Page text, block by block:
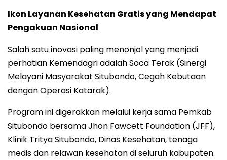
Ikon Layanan Kesehatan Gratis yang Mendapat
Pengakuan Nasional
Salah satu inovasi paling menonjol yang menjadi
perhatian Kemendagri adalah Soca Terak (Sinergi
Melayani Masyarakat Situbondo, Cegah Kebutaan
dengan Operasi Katarak).
Program ini digerakkan melalui kerja sama Pemkab
Situbondo bersama Jhon Fawcett Foundation (JFF),
Klinik Tritya Situbondo, Dinas Kesehatan, tenaga
medis dan relawan kesehatan di seluruh kabupaten.